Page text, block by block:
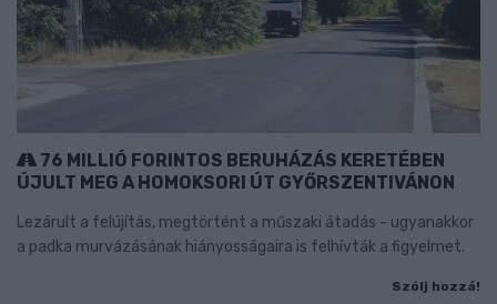
76 MILLIÓ FORINTOS BERUHÁZÁS KERETÉBEN
ÚJULT MEG A HOMOKSORI ÚT GYŐRSZENTIVÁNON
Lezárult a felújítás, megtörtént a műszaki átadás - ugyanakkor
a padka murvázásának hiányosságaira is felhívták a figyelmet.
Szólj hozzá!